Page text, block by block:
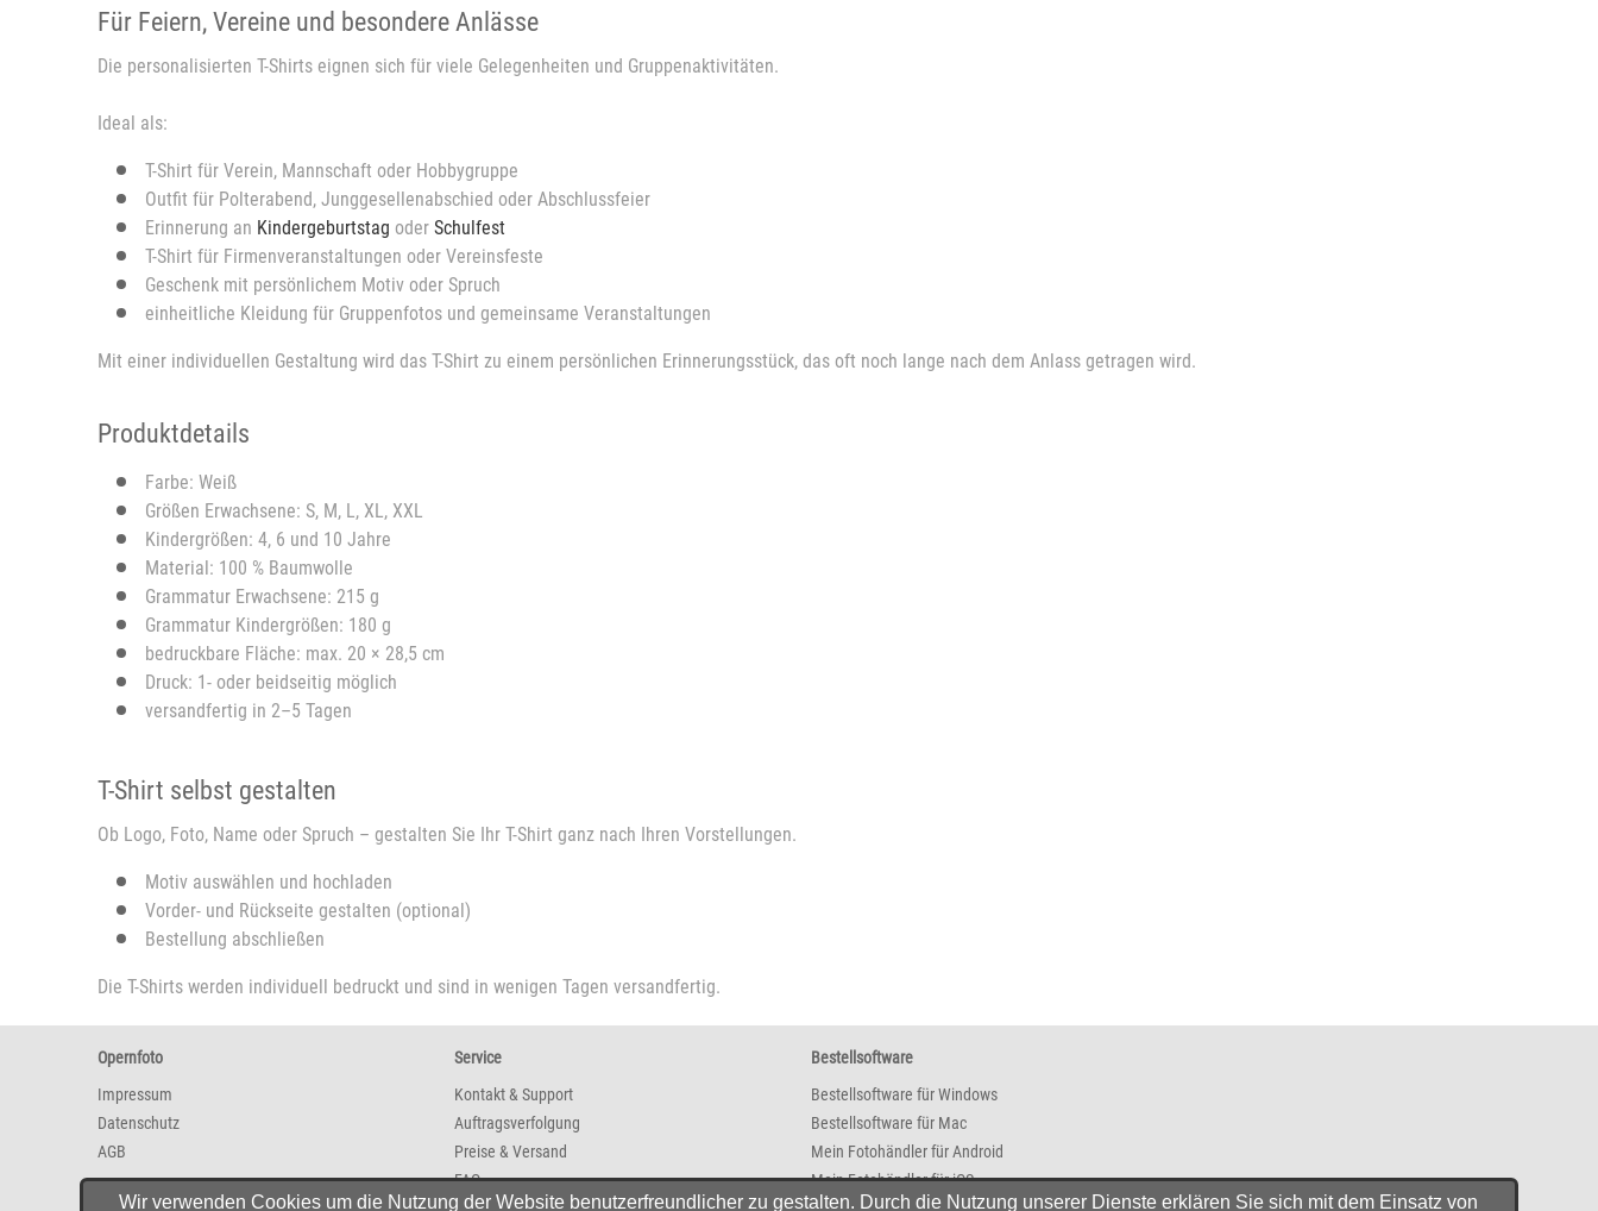
Für Feiern, Vereine und besondere Anlässe
Die personalisierten T-Shirts eignen sich für viele Gelegenheiten und Gruppenaktivitäten.
Ideal als:
T-Shirt für Verein, Mannschaft oder Hobbygruppe
Outfit für Polterabend, Junggesellenabschied oder Abschlussfeier
Erinnerung an Kindergeburtstag oder Schulfest
T-Shirt für Firmenveranstaltungen oder Vereinsfeste
Geschenk mit persönlichem Motiv oder Spruch
einheitliche Kleidung für Gruppenfotos und gemeinsame Veranstaltungen
Mit einer individuellen Gestaltung wird das T-Shirt zu einem persönlichen Erinnerungsstück, das oft noch lange nach dem Anlass getragen wird.
Produktdetails
Farbe: Weiß
Größen Erwachsene: S, M, L, XL, XXL
Kindergrößen: 4, 6 und 10 Jahre
Material: 100 % Baumwolle
Grammatur Erwachsene: 215 g
Grammatur Kindergrößen: 180 g
bedruckbare Fläche: max. 20 × 28,5 cm
Druck: 1- oder beidseitig möglich
versandfertig in 2–5 Tagen
T-Shirt selbst gestalten
Ob Logo, Foto, Name oder Spruch – gestalten Sie Ihr T-Shirt ganz nach Ihren Vorstellungen.
Motiv auswählen und hochladen
Vorder- und Rückseite gestalten (optional)
Bestellung abschließen
Die T-Shirts werden individuell bedruckt und sind in wenigen Tagen versandfertig.
Opernfoto
Impressum
Datenschutz
AGB
Service
Kontakt & Support
Auftragsverfolgung
Preise & Versand
FAQ
Bestellsoftware
Bestellsoftware für Windows
Bestellsoftware für Mac
Mein Fotohändler für Android
Mein Fotohändler für iOS
Wir verwenden Cookies um die Nutzung der Website benutzerfreundlicher zu gestalten. Durch die Nutzung unserer Dienste erklären Sie sich mit dem Einsatz von